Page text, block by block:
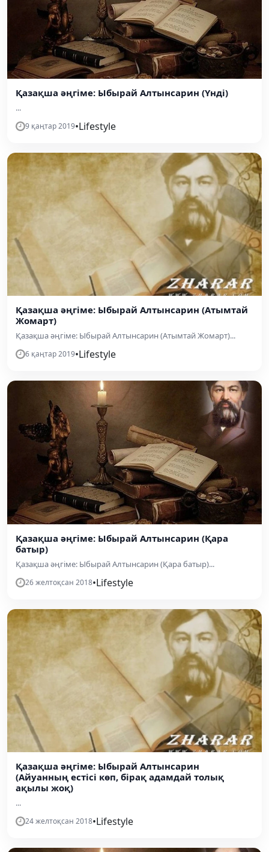
Қазақша әңгіме: Ыбырай Алтынсарин (Үнді)
...
9 қаңтар 2019•Lifestyle
Қазақша әңгіме: Ыбырай Алтынсарин (Атымтай
Жомарт)
Қазақша әңгіме: Ыбырай Алтынсарин (Атымтай Жомарт)...
6 қаңтар 2019•Lifestyle
Қазақша әңгіме: Ыбырай Алтынсарин (Қара
батыр)
Қазақша әңгіме: Ыбырай Алтынсарин (Қара батыр)...
26 желтоқсан 2018•Lifestyle
Қазақша әңгіме: Ыбырай Алтынсарин
(Айуанның естісі көп, бірақ адамдай толық
ақылы жоқ)
...
24 желтоқсан 2018•Lifestyle